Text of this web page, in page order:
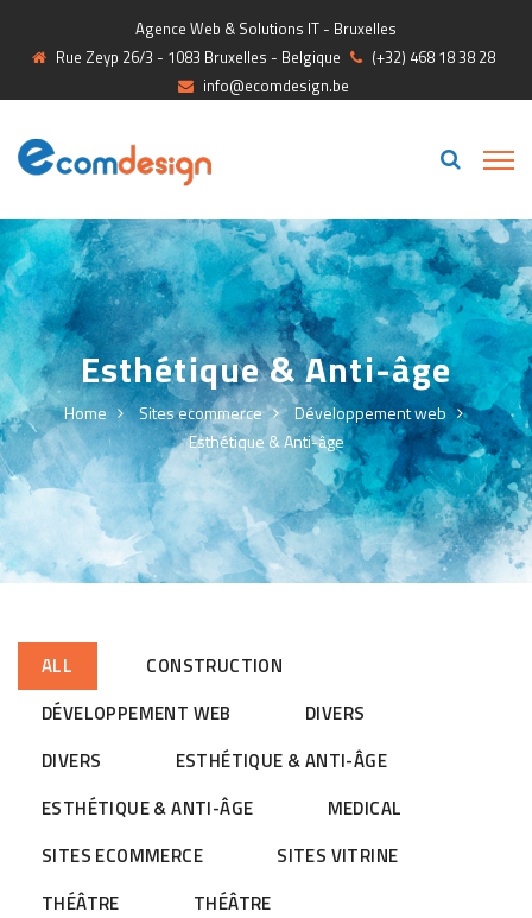
Agence Web & Solutions IT - Bruxelles
Rue Zeyp 26/3 - 1083 Bruxelles - Belgique
(+32) 468 18 38 28
info@ecomdesign.be
Esthétique & Anti-âge
Home Sites ecommerce
Développement web
Esthétique & Anti-âge
ALL
CONSTRUCTION
DÉVELOPPEMENT WEB
DIVERS
DIVERS
ESTHÉTIQUE & ANTI-ÂGE
ESTHÉTIQUE & ANTI-ÂGE
MEDICAL
SITES ECOMMERCE
SITES VITRINE
THÉÂTRE
THÉÂTRE